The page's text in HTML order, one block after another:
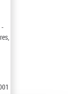
-